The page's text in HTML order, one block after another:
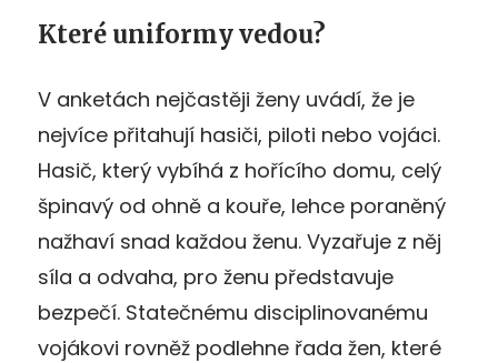
Které uniformy vedou?
V anketách nejčastěji ženy uvádí, že je
nejvíce přitahují hasiči, piloti nebo vojáci.
Hasič, který vybíhá z hořícího domu, celý
špinavý od ohně a kouře, lehce poraněný
nažhaví snad každou ženu. Vyzařuje z něj
síla a odvaha, pro ženu představuje
bezpečí. Statečnému disciplinovanému
vojákovi rovněž podlehne řada žen, které